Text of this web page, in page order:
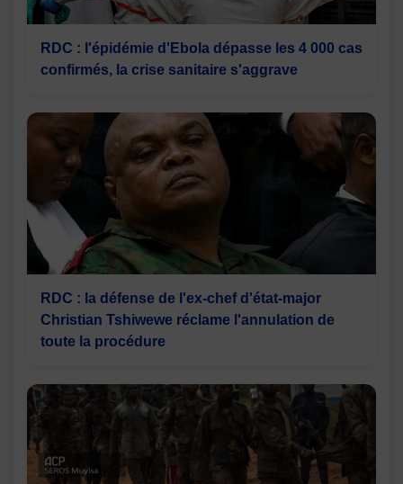
RDC : l'épidémie d'Ebola dépasse les 4 000 cas
confirmés, la crise sanitaire s'aggrave
RDC : la défense de l'ex-chef d'état-major
Christian Tshiwewe réclame l'annulation de
toute la procédure